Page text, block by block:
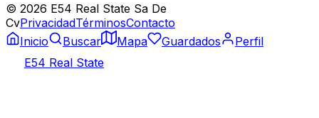
© 2026 E54 Real State Sa De
CvPrivacidadTérminosContacto
Inicio
Buscar Mapa Guardados
Perfil
E54 Real State